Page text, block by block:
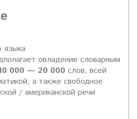
языка
овладение словарным
000 — 20 000 слов, всей
а также свободное
/ американской речи